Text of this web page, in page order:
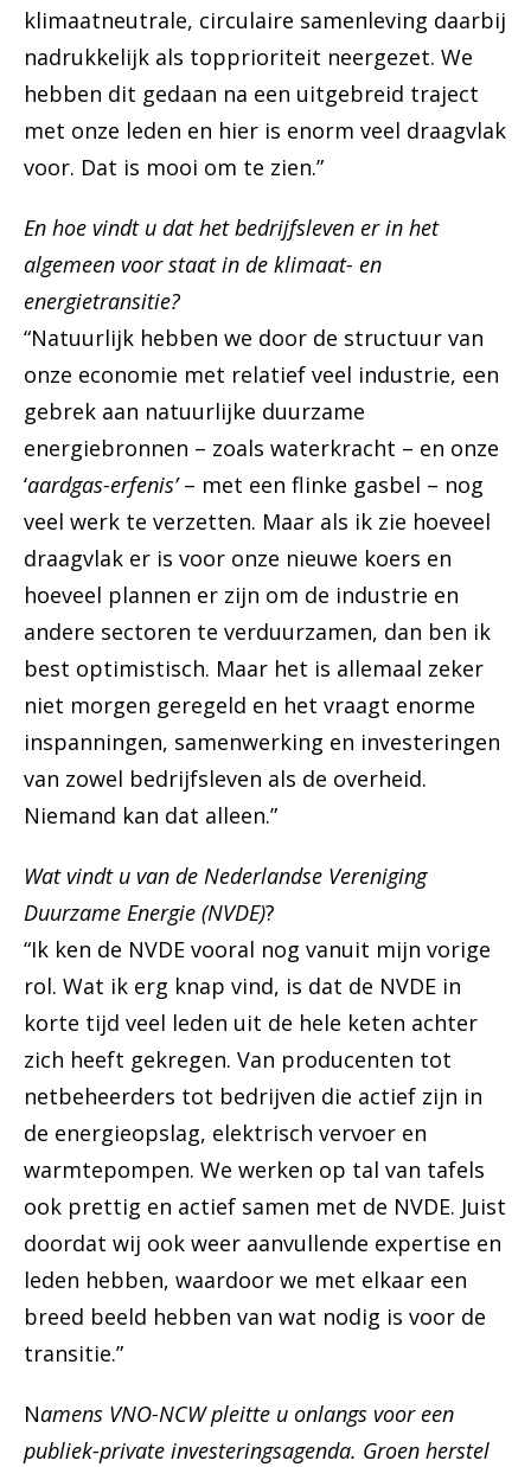
klimaatneutrale, circulaire samenleving daarbij
nadrukkelijk als topprioriteit neergezet. We
hebben dit gedaan na een uitgebreid traject
met onze leden en hier is enorm veel draagvlak
voor. Dat is mooi om te zien.”
En hoe vindt u dat het bedrijfsleven er in het
algemeen voor staat in de klimaat- en
energietransitie?
“Natuurlijk hebben we door de structuur van
onze economie met relatief veel industrie, een
gebrek aan natuurlijke duurzame
energiebronnen – zoals waterkracht – en onze
‘aardgas-erfenis’– met een flinke gasbel – nog
veel werk te verzetten. Maar als ik zie hoeveel
draagvlak er is voor onze nieuwe koers en
hoeveel plannen er zijn om de industrie en
andere sectoren te verduurzamen, dan ben ik
best optimistisch. Maar het is allemaal zeker
niet morgen geregeld en het vraagt enorme
inspanningen, samenwerking en investeringen
van zowel bedrijfsleven als de overheid.
Niemand kan dat alleen.”
Wat vindt u van de Nederlandse Vereniging
Duurzame Energie (NVDE)?
“Ik ken de NVDE vooral nog vanuit mijn vorige
rol. Wat ik erg knap vind, is dat de NVDE in
korte tijd veel leden uit de hele keten achter
zich heeft gekregen. Van producenten tot
netbeheerders tot bedrijven die actief zijn in
de energieopslag, elektrisch vervoer en
warmtepompen. We werken op tal van tafels
ook prettig en actief samen met de NVDE. Juist
doordat wij ook weer aanvullende expertise en
leden hebben, waardoor we met elkaar een
breed beeld hebben van wat nodig is voor de
transitie.”
Namens VNO-NCW pleitte u onlangs voor een
publiek-private investeringsagenda. Groen herstel